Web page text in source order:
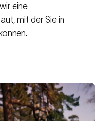
eine
mit der Sie in